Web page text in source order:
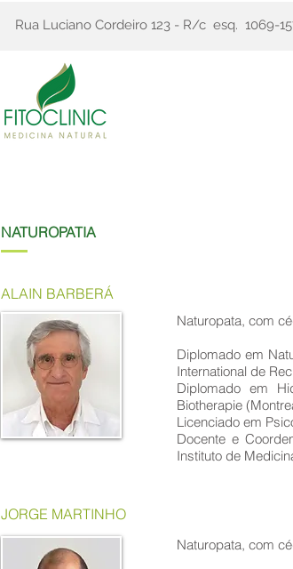
Rua Luciano Cordeiro 123 - R/c esq. 1069-
NATUROPATIA
ALAIN BARBERÁ
Naturopata, com
Diplomado em
International de
Diplomado em
Biotherapie
Licenciado em
Docente e
Instituto de
JORGE MARTINHO
Naturopata, com